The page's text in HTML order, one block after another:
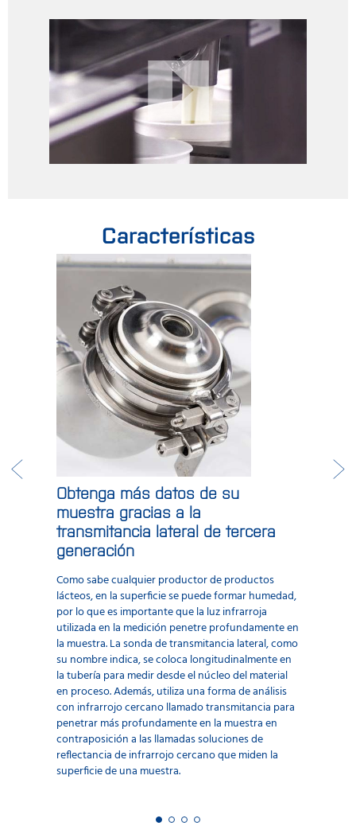
Características
Obtenga más datos de su
muestra gracias a la
transmitancia lateral de tercera
generación
Como sabe cualquier productor de productos
lácteos, en la superficie se puede formar humedad,
por lo que es importante que la luz infrarroja
utilizada en la medición penetre profundamente en
la muestra. La sonda de transmitancia lateral, como
su nombre indica, se coloca longitudinalmente en
la tubería para medir desde el núcleo del material
en proceso. Además, utiliza una forma de análisis
con infrarrojo cercano llamado transmitancia para
penetrar más profundamente en la muestra en
contraposición a las llamadas soluciones de
reflectancia de infrarrojo cercano que miden la
superficie de una muestra.